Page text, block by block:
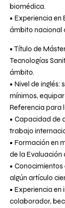
biomédica.
• Experiencia en
ámbito nacional
• Título de
Tecnologías
ámbito.
• Nivel de
mínimos,
Referencia para
• Capacidad de
trabajo
• Formación en
de la Evaluación
•
algún artículo
• Experiencia
colaborador,